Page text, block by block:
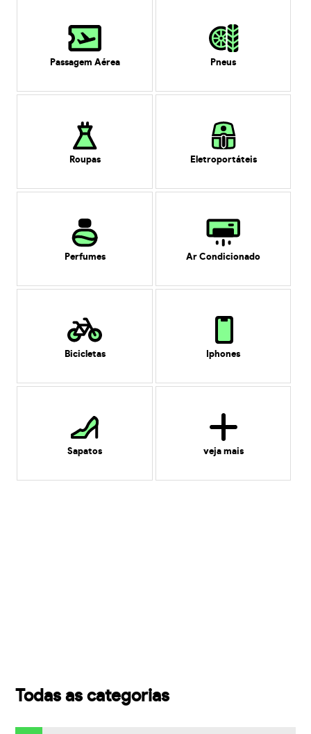
Passagem Aérea Pneus
Roupas Eletroportáteis
Perfumes Ar Condicionado
Bicicletas Iphones
Sapatos veja mais
Todas as categorias